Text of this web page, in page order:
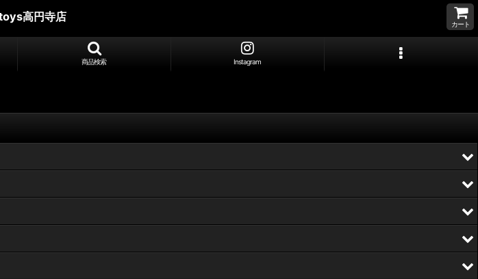
高円寺店
カート
商品検索 Instagram